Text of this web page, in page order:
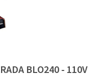
BLO240 - 110V